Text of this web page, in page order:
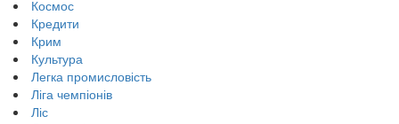
Космос
Кредити
Крим
Культура
Легка промисловість
Ліга чемпіонів
Ліс